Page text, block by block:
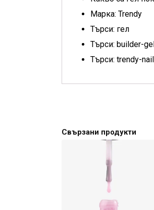
Марка: Trendy
Търси: гел
Търси: builder-gel
Търси: trendy-
Свързани продукти